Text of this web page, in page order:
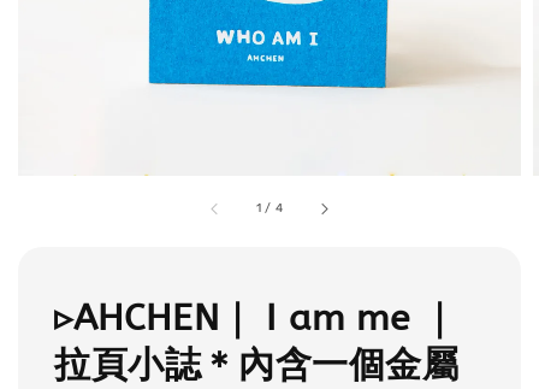
1 / 4
▹AHCHEN｜ I am me ｜
拉頁小誌＊內含一個金屬